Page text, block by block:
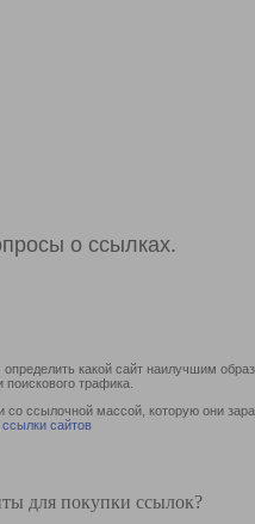
о ссылках.
какой сайт наилучшим
поискового трафика.
ссылочной массой, которую они
сайтов
для покупки ссылок?